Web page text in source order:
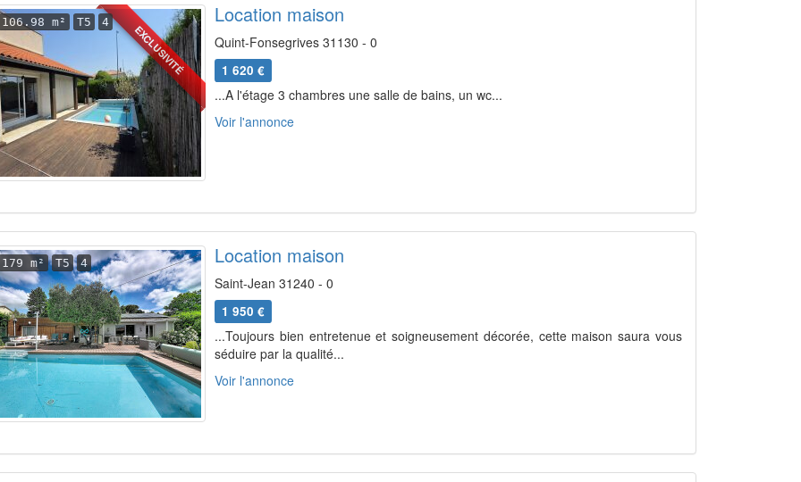
EXCLUSIVITÉ
106.98 m² T5 4 Location maison
Quint-Fonsegrives 31130 - 0
1 620 €
...A l'étage 3 chambres une salle de bains, un wc...
Voir l'annonce
179 m² T5 4 Location maison
Saint-Jean 31240 - 0
1 950 €
...Toujours bien entretenue et soigneusement décorée, cette maison saura vous
séduire par la qualité...
Voir l'annonce